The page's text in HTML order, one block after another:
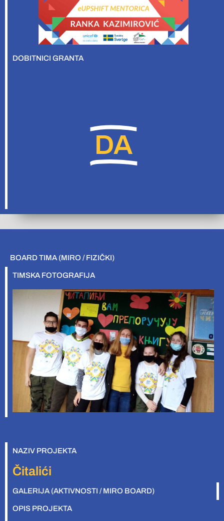
DOBITNICI GRANTA
DA
BOARD TIMA (MIRO / FIZIČKI)
TIMSKA FOTOGRAFIJA
NAZIV PROJEKTA
Čitalići
GALERIJA (AKTIVNOSTI / MIRO BOARD)
OPIS PROJEKTA